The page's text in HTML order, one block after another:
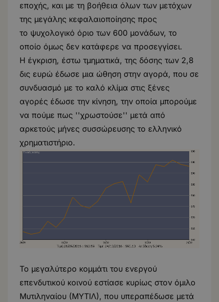
εποχής, και με τη βοήθεια όλων των μετόχων
της μεγάλης κεφαλαιοποίησης προς
το ψυχολογικό όριο των 600 μονάδων, το
οποίο όμως δεν κατάφερε να προσεγγίσει.
Η έγκριση, έστω τμηματικά, της δόσης των 2,8
δις ευρώ έδωσε μια ώθηση στην αγορά, που σε
συνδυασμό με το καλό κλίμα στις ξένες
αγορές έδωσε την κίνηση, την οποία μπορούμε
να πούμε πως ''χρωστούσε'' μετά από
αρκετούς μήνες συσσώρευσης το ελληνικό
χρηματιστήριο.
Το μεγαλύτερο κομμάτι του ενεργού
επενδυτικού κοινού εστίασε κυρίως στον όμιλο
Μυτιληναίου (ΜΥΤΙΛ), που υπεραπέδωσε μετά